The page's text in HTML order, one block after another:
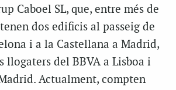
Caboel SL, que, entre més de
dos edificis al passeig de
i a la Castellana a Madrid,
llogaters del BBVA a Lisboa i
Actualment, compten